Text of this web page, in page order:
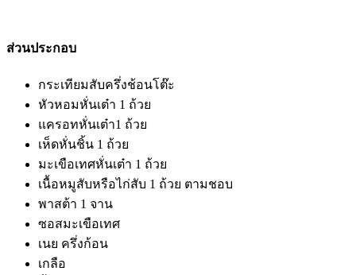
ส่วนประกอบ
กระเทียมสับครึ่งช้อนโต๊ะ
หัวหอมหั่นเต๋า 1 ถ้วย
แครอทหั่นเต๋า1 ถ้วย
เห็ดหั่นชิ้น 1 ถ้วย
มะเขือเทศหั่นเต๋า 1 ถ้วย
เนื้อหมูสับหรือไก่สับ 1 ถ้วย ตามชอบ
พาสต้า 1 จาน
ซอสมะเขือเทศ
เนย ครึ่งก้อน
เกลือ